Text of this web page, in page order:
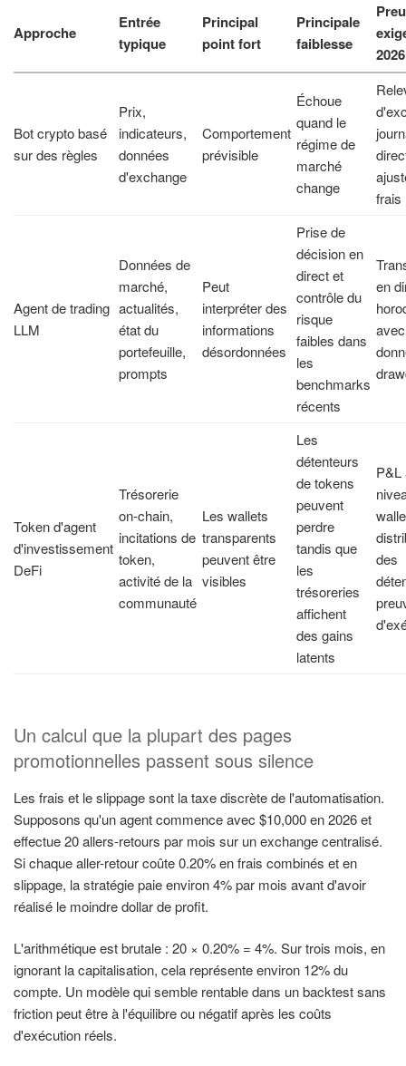
Approche
Entrée
typique
Principal
point fort
Principale
faiblesse
2026
Bot crypto basé
sur des règles
Prix,
indicateurs,
données
d'exchange
Comportement
prévisible
Échoue
quand le
régime de
marché
change
frais
Agent de trading
LLM
Données de
marché,
actualités,
état du
portefeuille,
prompts
Peut
interpréter des
informations
désordonnées
Prise de
décision en
direct et
contrôle du
risque
faibles dans
les
benchmarks
récents
en
avec
Token d'agent
d'investissement
DeFi
Trésorerie
on-chain,
incitations de
token,
activité de la
communauté
Les wallets
transparents
peuvent être
visibles
Les
détenteurs
de tokens
peuvent
perdre
tandis que
les
trésoreries
affichent
des gains
latents
P&L
des
Un calcul que la plupart des pages
promotionnelles passent sous silence
Les frais et le slippage sont la taxe discrète de l'automatisation.
Supposons qu'un agent commence avec $10,000 en 2026 et
effectue 20 allers-retours par mois sur un exchange centralisé.
Si chaque aller-retour coûte 0.20% en frais combinés et en
slippage, la stratégie paie environ 4% par mois avant d'avoir
réalisé le moindre dollar de profit.
L'arithmétique est brutale : 20 × 0.20% = 4%. Sur trois mois, en
ignorant la capitalisation, cela représente environ 12% du
compte. Un modèle qui semble rentable dans un backtest sans
friction peut être à l'équilibre ou négatif après les coûts
d'exécution réels.